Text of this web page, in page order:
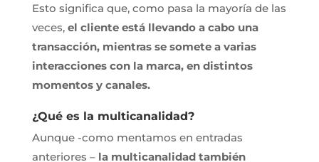
Esto significa que, como pasa la mayoría de las
veces, el cliente está llevando a cabo una
transacción, mientras se somete a varias
interacciones con la marca, en distintos
momentos y canales.
¿Qué es la multicanalidad?
Aunque -como mentamos en entradas
anteriores – la multicanalidad también